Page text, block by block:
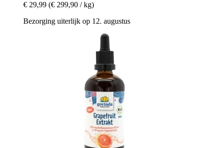
€ 29,99 (€ 299,90 / kg)
Bezorging uiterlijk op 12. augustus